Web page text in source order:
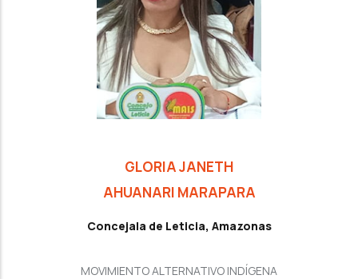
GLORIA JANETH
AHUANARI MARAPARA
Concejala de Leticia, Amazonas
MOVIMIENTO ALTERNATIVO INDÍGENA